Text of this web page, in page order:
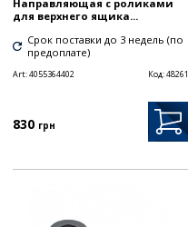
Направляющая с роликами
для верхнего ящика...
Срок поставки до 3 недель (по
предоплате)
Art:4055364402 Код:48261
830 грн